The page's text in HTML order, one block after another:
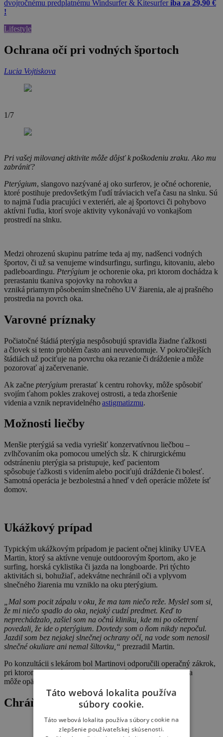
dvojročnému predplatnému Windsurfer & Kitesurferiba za 29,90 €
!
Lifestyle
Ochrana očí pri vodných športoch
Lucia Vojtiskova
1/7
Pri vašej milovanej aktivite môže dôjsť k poškodeniu zraku. Ako mu
zabrániť?
Pterýgium, slangovo nazývané aj oko surferov, je očné ochorenie,
ktoré postihuje predovšetkým ľudí tráviacich veľa času na slnku. Sú
to najmä ľudia pracujúci v exteriéri, ale aj športovci či pohybovo
aktívni ľudia, ktorí svoje aktivity vykonávajú vo vonkajšom
prostredí na slnku.
Medzi ohrozenú skupinu patríme teda aj my, nadšenci vodných
športov, či už sa venujeme windsurfingu, surfingu, kitovaniu, alebo
padleboardingu. Pterýgium je ochorenie oka, pri ktorom dochádza k
prerastaniu tkaniva spojovky na rohovku a
vzniká priamym pôsobením slnečného UV žiarenia, ale aj prašného
prostredia na povrch oka.
Varovné príznaky
Počiatočné štádiá pterýgia nespôsobujú spravidla žiadne ťažkosti
a človek si tento problém často ani neuvedomuje. V pokročilejších
štádiách už pociťuje na povrchu oka rezanie či dráždenie a môže
pozorovať aj začervenanie.
Ak začne pterýgium prerastať k centru rohovky, môže spôsobiť
svojím ťahom pokles zrakovej ostrosti, a teda zhoršenie
videnia a vznik nepravidelnéhoastigmatizmu.
Možnosti liečby
Menšie pterýgiá sa vedia vyriešiť konzervatívnou liečbou –
zvlhčovaním oka pomocou umelých sĺz. K chirurgickému
odstráneniu pterýgia sa pristupuje, keď pacientom
spôsobuje ťažkosti s videním alebo pociťujú dráždenie či bolesť.
Samotná operácia je bezbolestná a hneď v deň operácie môžete ísť
domov.
Ukážkový prípad
Typickým ukážkovým prípadom je pacient očnej kliniky UVEA
Martin, ktorý sa aktívne venuje outdoorovým športom, ako je
surfing, horská cyklistika či jazda na longboarde. Pri týchto
aktivitách si, bohužiaľ, adekvátne nechránil oči a vplyvom
slnečného žiarenia mu vzniklo na oku pterýgium.
„Mal som pocit zápalu v oku, že ma tam niečo reže. Myslel som si,
že mi niečo spadlo do oka, nejaký cudzí predmet. Keď to
neprechádzalo, zašiel som na očnú kliniku, kde mi po ošetrení
povedali, že ide o pterýgium. Dovtedy som o ňom nikdy nepočul.
Jazdil som bez nejakej slnečnej ochrany očí, na vode som nenosil
slnečné okuliare ani nemal šiltovku,“ prezradil Martin.
Po konzultácii s lekárom bol Martinovi odporučili operačný zákrok,
pri ktorom sa pterýgium úspešne odstránilo a vďaka tomu sa
môže opäť naplno venovať športovým aktivitám.
Chráňte svoje oči
Táto webová lokalita používa
súbory cookie.
Táto webová lokalita používa súbory cookie na
zlepšenie používateľskej skúsenosti.